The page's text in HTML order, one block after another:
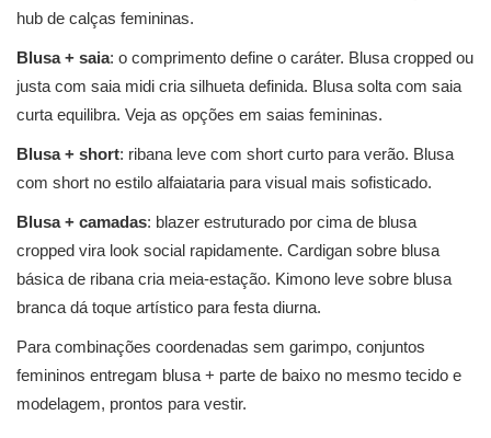
hub de calças femininas.
Blusa + saia: o comprimento define o caráter. Blusa cropped ou
justa com saia midi cria silhueta definida. Blusa solta com saia
curta equilibra. Veja as opções em saias femininas.
Blusa + short: ribana leve com short curto para verão. Blusa
com short no estilo alfaiataria para visual mais sofisticado.
Blusa + camadas: blazer estruturado por cima de blusa
cropped vira look social rapidamente. Cardigan sobre blusa
básica de ribana cria meia-estação. Kimono leve sobre blusa
branca dá toque artístico para festa diurna.
Para combinações coordenadas sem garimpo, conjuntos
femininos entregam blusa + parte de baixo no mesmo tecido e
modelagem, prontos para vestir.